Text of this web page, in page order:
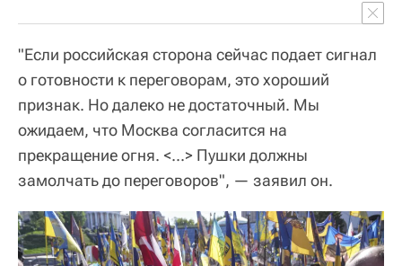
"Если российская сторона сейчас подает сигнал
о готовности к переговорам, это хороший
признак. Но далеко не достаточный. Мы
ожидаем, что Москва согласится на
прекращение огня. <...> Пушки должны
замолчать до переговоров", — заявил он.